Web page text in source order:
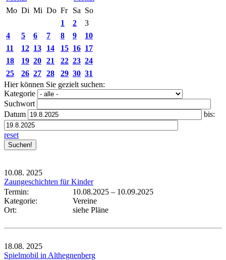
Mo Di Mi Do Fr Sa So
1
2
3
4
5 6 7 8 9
10
11
12 13 14 15 16 17
18
19 20 21 22 23 24
25
26 27 28 29 30 31
Hier können Sie gezielt suchen:
Kategorie
Suchwort
Datum
bis:
reset
10.08. 2025
Zaungeschichten für Kinder
Termin:
10.08.2025 – 10.09.2025
Kategorie:
Vereine
Ort:
siehe Pläne
18.08. 2025
Spielmobil in Althegnenberg